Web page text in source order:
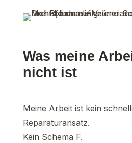
Was meine
nicht ist
Meine Arbeit ist kein
Reparaturansatz.
Kein Schema F.